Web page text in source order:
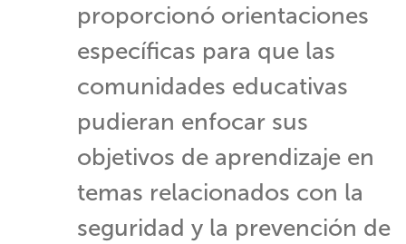
proporcionó orientaciones
específicas para que las
comunidades educativas
pudieran enfocar sus
objetivos de aprendizaje en
temas relacionados con la
seguridad y la prevención de